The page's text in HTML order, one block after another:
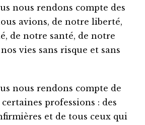
nous rendons compte des
avions, de notre liberté,
de notre santé, de notre
vies sans risque et sans
nous rendons compte de
professions : des
et de tous ceux qui